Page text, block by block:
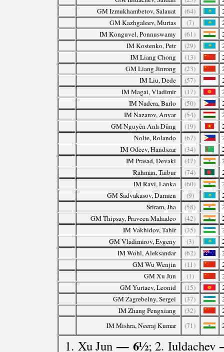
GM Izmukhambetov, Salauat
(64)
GM Kazhgaleev, Murtas
(7)
IM Konguvel, Ponnuswamy
(61)
IM Kostenko, Petr
(29)
IM Liang Chong
(13)
GM Liang Jinrong
(23)
IM Liu, Dede
(57)
IM Magai, Vladimir
(17)
IM Nadera, Barlo
(50)
IM Nazarov, Anvar
(54)
GM Nguyễn Anh Dũng
(19)
Nolte, Rolando
(67)
IM Odeev, Handszar
(34)
IM Prasad, Devaki
(47)
Rahman, Taibur
(74)
IM Ravi, Lanka
(60)
GM Sadvakasov, Darmen
(9)
Sriram, Jha
(58)
GM Thipsay, Praveen Mahadeo
(42)
IM Vakhidov, Tahir
(35)
GM Vladimirov, Evgeny
(3)
IM Wohl, Aleksandar
(62)
GM Wu Wenjin
(11)
GM Xu Jun
(1)
GM Yurtaev, Leonid
(15)
GM Zagrebelny, Sergei
(37)
IM Zhang Pengxiang
(32)
IM Mishra, Neeraj Kumar
(71)
1. Xu Jun — 6½; 2. Iuldachev